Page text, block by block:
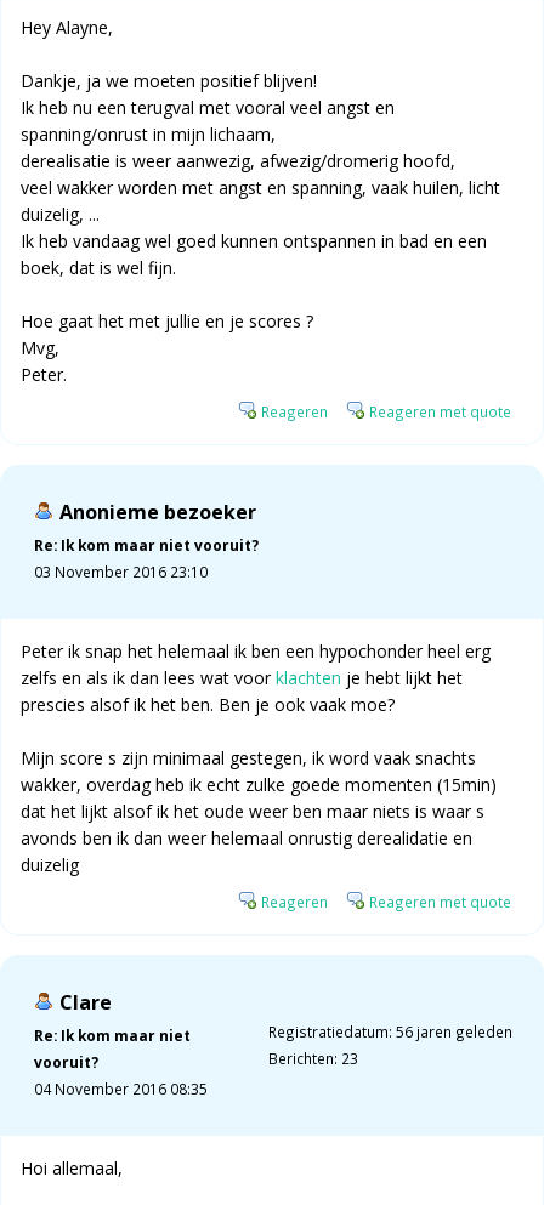
Hey Alayne,
Dankje, ja we moeten positief blijven!
Ik heb nu een terugval met vooral veel angst en
spanning/onrust in mijn lichaam,
derealisatie is weer aanwezig, afwezig/dromerig hoofd,
veel wakker worden met angst en spanning, vaak huilen, licht
duizelig, ...
Ik heb vandaag wel goed kunnen ontspannen in bad en een
boek, dat is wel fijn.
Hoe gaat het met jullie en je scores ?
Mvg,
Peter.
Reageren Reageren met quote
Anonieme bezoeker
Re: Ik kom maar niet vooruit?
03 November 2016 23:10
Peter ik snap het helemaal ik ben een hypochonder heel erg
zelfs en als ik dan lees wat voorklachten je hebt lijkt het
prescies alsof ik het ben. Ben je ook vaak moe?
Mijn score s zijn minimaal gestegen, ik word vaak snachts
wakker, overdag heb ik echt zulke goede momenten (15min)
dat het lijkt alsof ik het oude weer ben maar niets is waar s
avonds ben ik dan weer helemaal onrustig derealidatie en
duizelig
Reageren Reageren met quote
Clare
Re: Ik kom maar niet
vooruit?
04 November 2016 08:35
Registratiedatum: 56 jaren geleden
Berichten: 23
Hoi allemaal,